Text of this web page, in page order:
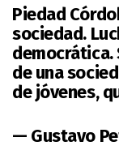
Piedad
sociedad.
democrática.
de una
de jóvenes,
— Gustavo